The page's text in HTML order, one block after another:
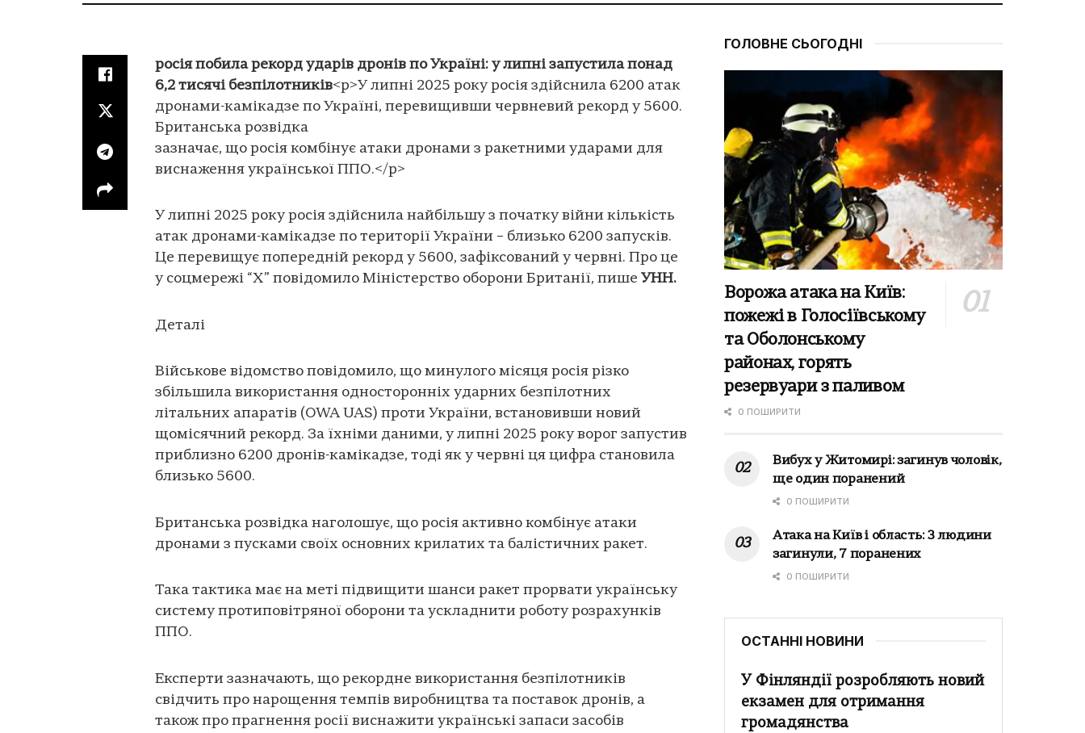
росія побила рекорд ударів дронів по Україні: у липні запустила понад
6,2 тисячі безпілотників<p>У липні 2025 року росія здійснила 6200 атак
дронами-камікадзе по Україні, перевищивши червневий рекорд у 5600.
Британська розвідка
зазначає, що росія комбінує атаки дронами з ракетними ударами для
виснаження української ППО.</p>
У липні 2025 року росія здійснила найбільшу з початку війни кількість
атак дронами-камікадзе по території України – близько 6200 запусків.
Це перевищує попередній рекорд у 5600, зафіксований у червні. Про це
у соцмережі “Х” повідомило Міністерство оборони Британії, пише УНН.
Деталі
Військове відомство повідомило, що минулого місяця росія різко
збільшила використання односторонніх ударних безпілотних
літальних апаратів (OWA UAS) проти України, встановивши новий
щомісячний рекорд. За їхніми даними, у липні 2025 року ворог запустив
приблизно 6200 дронів-камікадзе, тоді як у червні ця цифра становила
близько 5600.
Британська розвідка наголошує, що росія активно комбінує атаки
дронами з пусками своїх основних крилатих та балістичних ракет.
Така тактика має на меті підвищити шанси ракет прорвати українську
систему протиповітряної оборони та ускладнити роботу розрахунків
ППО.
Експерти зазначають, що рекордне використання безпілотників
свідчить про нарощення темпів виробництва та поставок дронів, а
також про прагнення росії виснажити українські запаси засобів
ГОЛОВНЕ СЬОГОДНІ
Ворожа атака на Київ:
пожежі в Голосіївському
та Оболонському
районах, горять
резервуари з паливом
0 ПОШИРИТИ
Вибух у Житомирі: загинув чоловік,
ще один поранений
0 ПОШИРИТИ
Атака на Київ і область: 3 людини
загинули, 7 поранених
0 ПОШИРИТИ
ОСТАННІ НОВИНИ
У Фінляндії розробляють новий
екзамен для отримання
громадянства